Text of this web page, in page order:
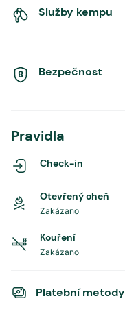
Služby kempu
Bezpečnost
Pravidla
Check-in
Otevřený oheň
Zakázano
Kouření
Zakázano
Platební metody